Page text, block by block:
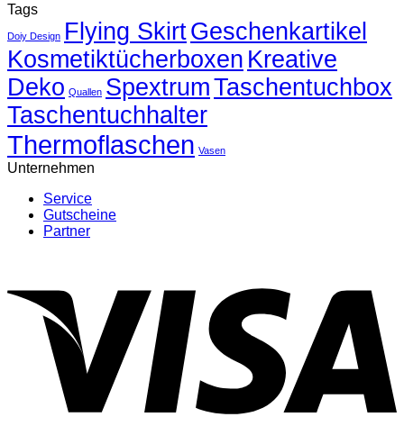
Blogartikel
4
Tags
Doiy Design Flying SkirtGeschenkartikel
Kosmetiktücherboxen Kreative
Deko Quallen SpextrumTaschentuchbox
Taschentuchhalter
Thermoflaschen Vasen
Unternehmen
Service
Gutscheine
Partner